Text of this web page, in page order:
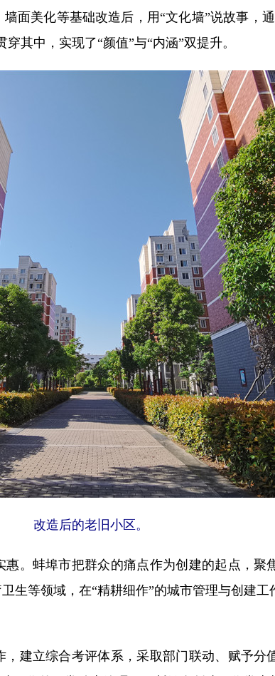
美化等基础改造后，用“文化墙”说故事，
其中，实现了“颜值”与“内涵”双提升。
改造后的老旧小区。
蚌埠市把群众的痛点作为创建的起点，聚
生等领域，在“精耕细作”的城市管理与创建
立综合考评体系，采取部门联动、赋予分